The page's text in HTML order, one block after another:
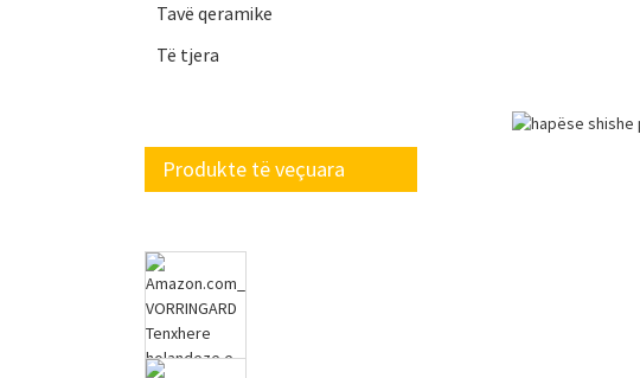
Tavë qeramike
Të tjera
Produkte të veçuara